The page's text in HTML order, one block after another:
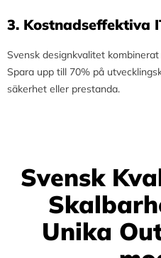
3.⁠ ⁠Kostnadseffektiva
Svensk designkvalitet
Spara upp till 70% på
säkerhet eller prestanda.
Svensk
Unika